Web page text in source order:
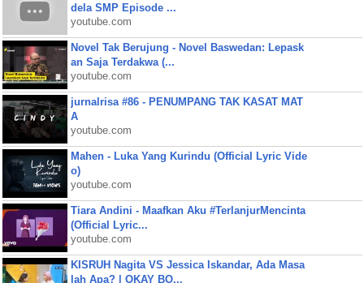
dela SMP Episode ...
youtube.com
Novel Tak Berujung - Novel Baswedan: Lepask
an Saja Terdakwa (...
youtube.com
jurnalrisa #86 - PENUMPANG TAK KASAT MAT
A
youtube.com
Mahen - Luka Yang Kurindu (Official Lyric Vide
o)
youtube.com
Tiara Andini - Maafkan Aku #TerlanjurMencinta
(Official Lyric...
youtube.com
KISRUH Nagita VS Jessica Iskandar, Ada Masa
lah Apa? | OKAY BO...